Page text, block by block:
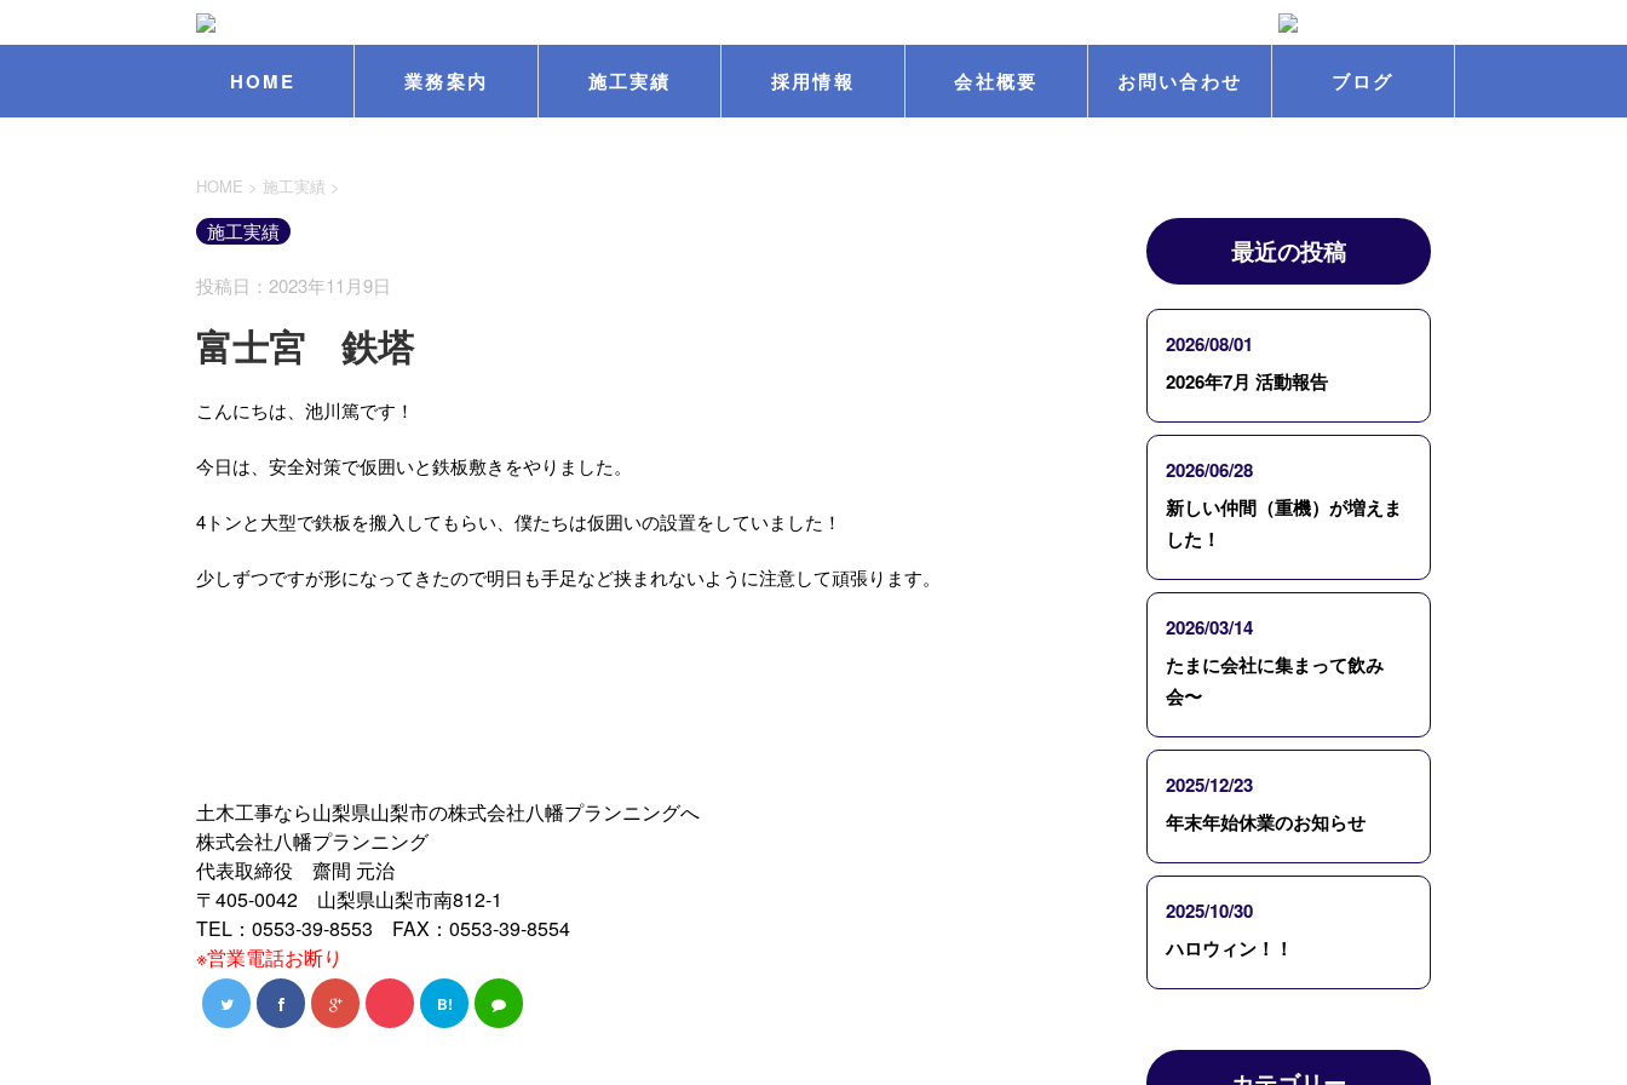
HOME 業務案内 施工実績 採用情報 会社概要 お問い合わせ ブログ
HOME > 施工実績 >
施工実績
投稿日：2023年11月9日
富士宮 鉄塔
こんにちは、池川篤です！
今日は、安全対策で仮囲いと鉄板敷きをやりました。
4トンと大型で鉄板を搬入してもらい、僕たちは仮囲いの設置をしていました！
少しずつですが形になってきたので明日も手足など挟まれないように注意して頑張ります。
土木工事なら山梨県山梨市の株式会社八幡プランニングへ
株式会社八幡プランニング
代表取締役 齋間 元治
〒405-0042 山梨県山梨市南812-1
TEL：0553-39-8553 FAX：0553-39-8554
※営業電話お断り
B!
最近の投稿
2026/08/01
2026年7月 活動報告
2026/06/28
新しい仲間（重機）が増えま
した！
2026/03/14
たまに会社に集まって飲み
会〜
2025/12/23
年末年始休業のお知らせ
2025/10/30
ハロウィン！！